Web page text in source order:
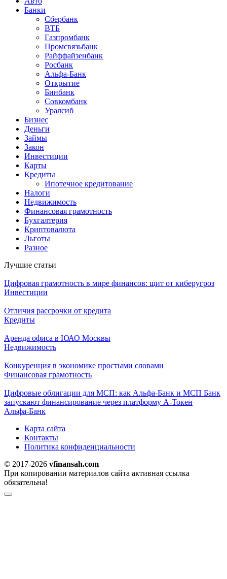
Банки
Сбербанк
ВТБ
Газпромбанк
Промсвязьбанк
Райффайзенбанк
Росбанк
Альфа-Банк
Открытие
Бинбанк
Совкомбанк
Уралсиб
Бизнес
Деньги
Займы
Закон
Инвестиции
Карты
Кредиты
Ипотечное кредитование
Налоги
Недвижимость
Финансовая грамотность
Бухгалтерия
Криптовалюта
Льготы
Разное
Лучшие статьи
Цифровая грамотность в мире финансов: щит от киберугроз
Инвестиции
Отличия рассрочки от кредита
Кредиты
Аренда офиса в ЮАО Москвы
Недвижимость
Конкуренция в экономике простыми словами
Финансовая грамотность
Цифровые облигации для МСП: как Альфа-Банк и МСП Банк
запускают финансирование через платформу А-Токен
Альфа-Банк
Карта сайта
Контакты
Политика конфиденциальности
© 2017-2026 vfinansah.com
При копировании материалов сайта активная ссылка
обязательна!